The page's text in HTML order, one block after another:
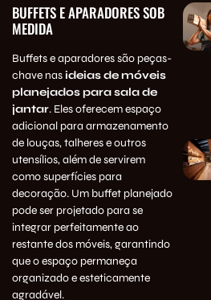
BUFFETS E APARADORES SOB
MEDIDA
Buffets e aparadores são peças-
chave nasideias de móveis
planejados para sala de
jantar. Eles oferecem espaço
adicional para armazenamento
de louças, talheres e outros
utensílios, além de servirem
como superfícies para
decoração. Um buffet planejado
pode ser projetado para se
integrar perfeitamente ao
restante dos móveis, garantindo
que o espaço permaneça
organizado e esteticamente
agradável.